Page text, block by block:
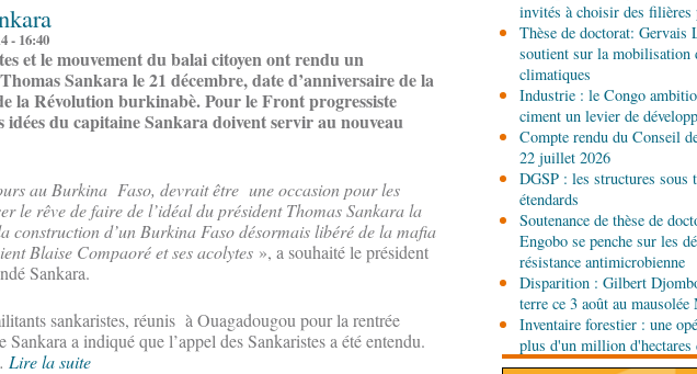
- 16:40
et le mouvement du balai citoyen ont rendu un
Sankara le 21 décembre, date d’anniversaire de la
la Révolution burkinabè. Pour le Front progressiste
idées du capitaine Sankara doivent servir au nouveau
au Burkina Faso, devrait être une occasion pour les
le rêve de faire de l’idéal du président Thomas Sankara la
construction d’un Burkina Faso désormais libéré de la mafia
Blaise Compaoré et ses acolytes », a souhaité le président
Sankara.
sankaristes, réunis à Ouagadougou pour la rentrée
a indiqué que l’appel des Sankaristes a été entendu.
Lire la suite
ÉconomieDéveloppement
installations de Sofatt
04-08-2026 16:45
Économie Contrôle et
Rheinland rejoint le
04-08-2026 14:00
Sport8e Championnat
Brazzaville au sommet
04-08-2026 12:30
Afrique-MondeAfrique
mondiale finance la
routier Bangui-Douala
invités à choisir des filières
Thèse de doctorat: Gervais
soutient sur la mobilisation
climatiques
Industrie : le Congo
ciment un levier de
Compte rendu du Conseil
22 juillet 2026
DGSP : les structures sous
étendards
Soutenance de thèse de
Engobo se penche sur les
résistance antimicrobienne
Disparition : Gilbert
terre ce 3 août au
Inventaire forestier : une
plus d'un million d'hectares